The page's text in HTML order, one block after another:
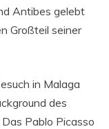
Antibes gelebt
Großteil seiner
in Malaga
des
Pablo Picasso